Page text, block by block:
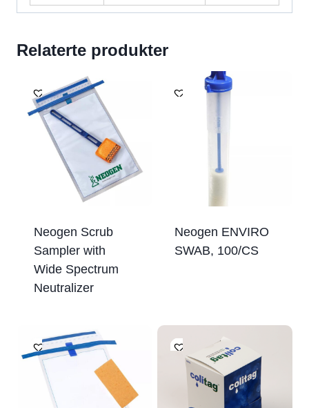
Relaterte produkter
Neogen Scrub
Sampler with
Wide Spectrum
Neutralizer
Neogen ENVIRO
SWAB, 100/CS